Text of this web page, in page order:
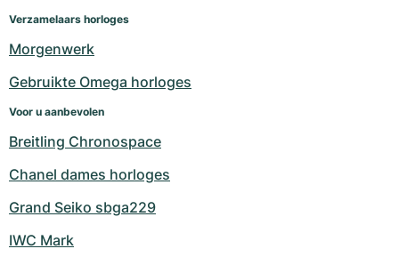
Verzamelaars horloges
Morgenwerk
Gebruikte Omega horloges
Voor u aanbevolen
Breitling Chronospace
Chanel dames horloges
Grand Seiko sbga229
IWC Mark